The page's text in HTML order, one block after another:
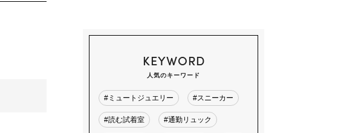
KEYWORD
人気のキーワード
#ミュートジュエリー #スニーカー
#読む試着室 #通勤リュック